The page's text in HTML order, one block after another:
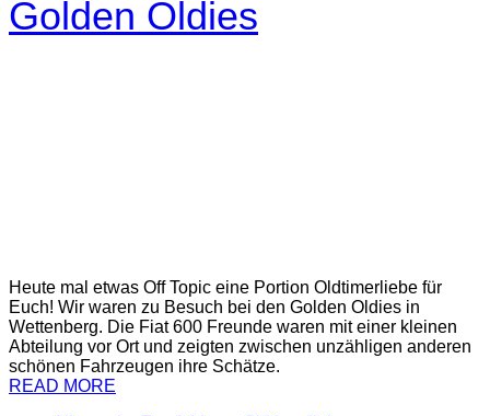
Golden Oldies
Heute mal etwas Off Topic eine Portion Oldtimerliebe für
Euch! Wir waren zu Besuch bei den Golden Oldies in
Wettenberg. Die Fiat 600 Freunde waren mit einer kleinen
Abteilung vor Ort und zeigten zwischen unzähligen anderen
schönen Fahrzeugen ihre Schätze.
READ MORE